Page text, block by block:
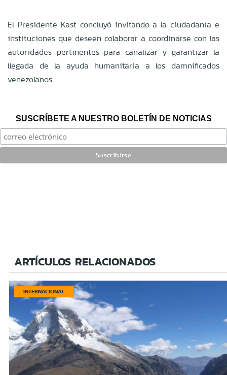
El Presidente Kast concluyó invitando a la ciudadanía e
instituciones que deseen colaborar a coordinarse con las
autoridades pertinentes para canalizar y garantizar la
llegada de la ayuda humanitaria a los damnificados
venezolanos.
SUSCRÍBETE A NUESTRO BOLETÍN DE NOTICIAS
ARTÍCULOS RELACIONADOS
INTERNACIONAL